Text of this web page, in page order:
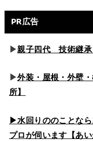
PR広告
▶親子四代 技術継承
▶外装・屋根・外壁
所】
▶水回りののことな
プロが伺います【あい